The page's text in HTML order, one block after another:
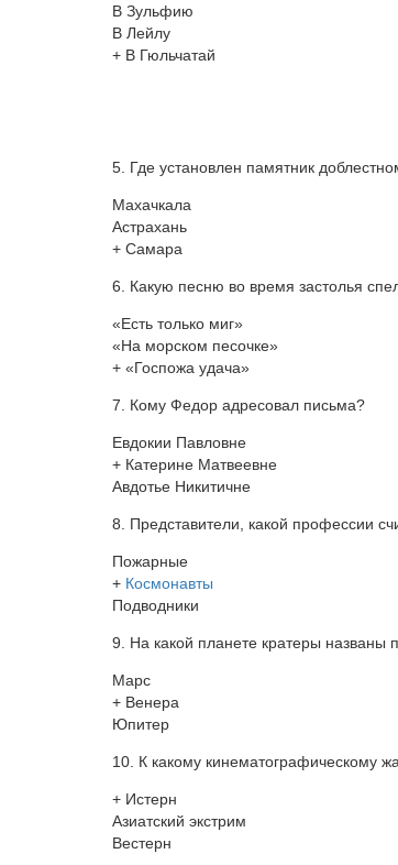
В Зульфию
В Лейлу
+ В Гюльчатай
5. Где установлен памятник
Махачкала
Астрахань
+ Самара
6. Какую песню во время застолья
«Есть только миг»
«На морском песочке»
+ «Госпожа удача»
7. Кому Федор адресовал письма?
Евдокии Павловне
+ Катерине Матвеевне
Авдотье Никитичне
8. Представители, какой профессии
Пожарные
+ Космонавты
Подводники
9. На какой планете кратеры
Марс
+ Венера
Юпитер
10. К какому кинематографическому
+ Истерн
Азиатский экстрим
Вестерн